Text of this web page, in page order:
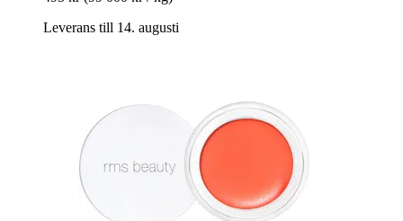
Leverans till 14. augusti